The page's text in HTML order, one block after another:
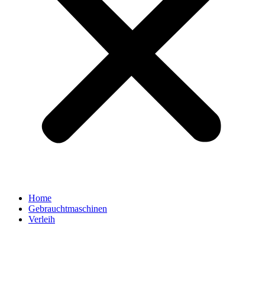
Home
Gebrauchtmaschinen
Verleih